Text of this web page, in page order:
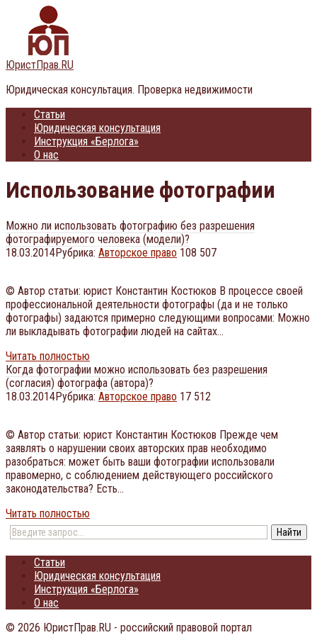
Перейти
контенту
ЮристПрав.RU
Юридическая консультация. Проверка недвижимости
Статьи
Юридическая консультация
Инструкция «Берлога»
О нас
Использование фотографии
Можно ли использовать фотографию без разрешения
фотографируемого человека (модели)?
18.03.2014Рубрика: Авторское право 108 507
© Автор статьи: юрист Константин Костюков В процессе своей
профессиональной деятельности фотографы (да и не только
фотографы) задаются примерно следующими вопросами: Можно
ли выкладывать фотографии людей на сайтах…
Читать полностью
Когда фотографии можно использовать без разрешения
(согласия) фотографа (автора)?
18.03.2014Рубрика: Авторское право 17 512
© Автор статьи: юрист Константин Костюков Прежде чем
заявлять о нарушении своих авторских прав необходимо
разобраться: может быть ваши фотографии использовали
правомерно, с соблюдением действующего российского
законодательства? Есть…
Читать полностью
Статьи
Юридическая консультация
Инструкция «Берлога»
О нас
© 2026 ЮристПрав.RU - российский правовой портал